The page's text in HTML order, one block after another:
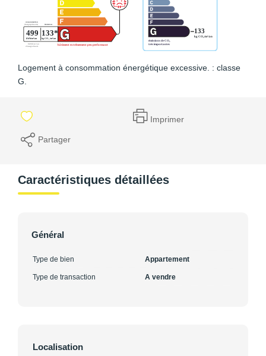
Logement à consommation énergétique excessive. : classe
G.
Imprimer
Partager
Caractéristiques détaillées
Général
Type de bien Appartement
Type de transaction A vendre
Localisation